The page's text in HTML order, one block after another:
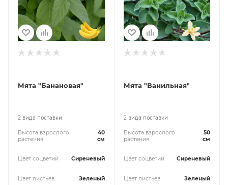
Мята "Банановая"
2 вида поставки
Высота взрослого
растения
40
см
Цвет соцветий Сиреневый
Цвет листьев Зеленый
Мята "Ванильная"
2 вида поставки
Высота взрослого
растения
50
см
Цвет соцветий Сиреневый
Цвет листьев Зеленый